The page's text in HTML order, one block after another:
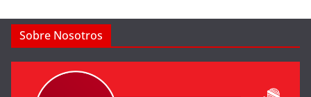
Sobre Nosotros